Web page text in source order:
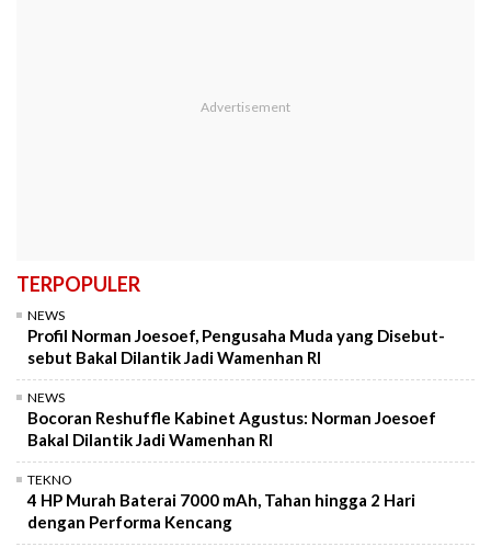
TERPOPULER
NEWS
Profil Norman Joesoef, Pengusaha Muda yang Disebut-
sebut Bakal Dilantik Jadi Wamenhan RI
NEWS
Bocoran Reshuffle Kabinet Agustus: Norman Joesoef
Bakal Dilantik Jadi Wamenhan RI
TEKNO
4 HP Murah Baterai 7000 mAh, Tahan hingga 2 Hari
dengan Performa Kencang